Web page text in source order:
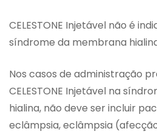
CELESTONE Injetável não é
síndrome da membrana
Nos casos de administração
CELESTONE Injetável na
hialina, não deve ser incluir
eclâmpsia, eclâmpsia